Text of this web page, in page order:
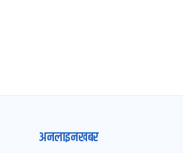
अनलाइनखबर